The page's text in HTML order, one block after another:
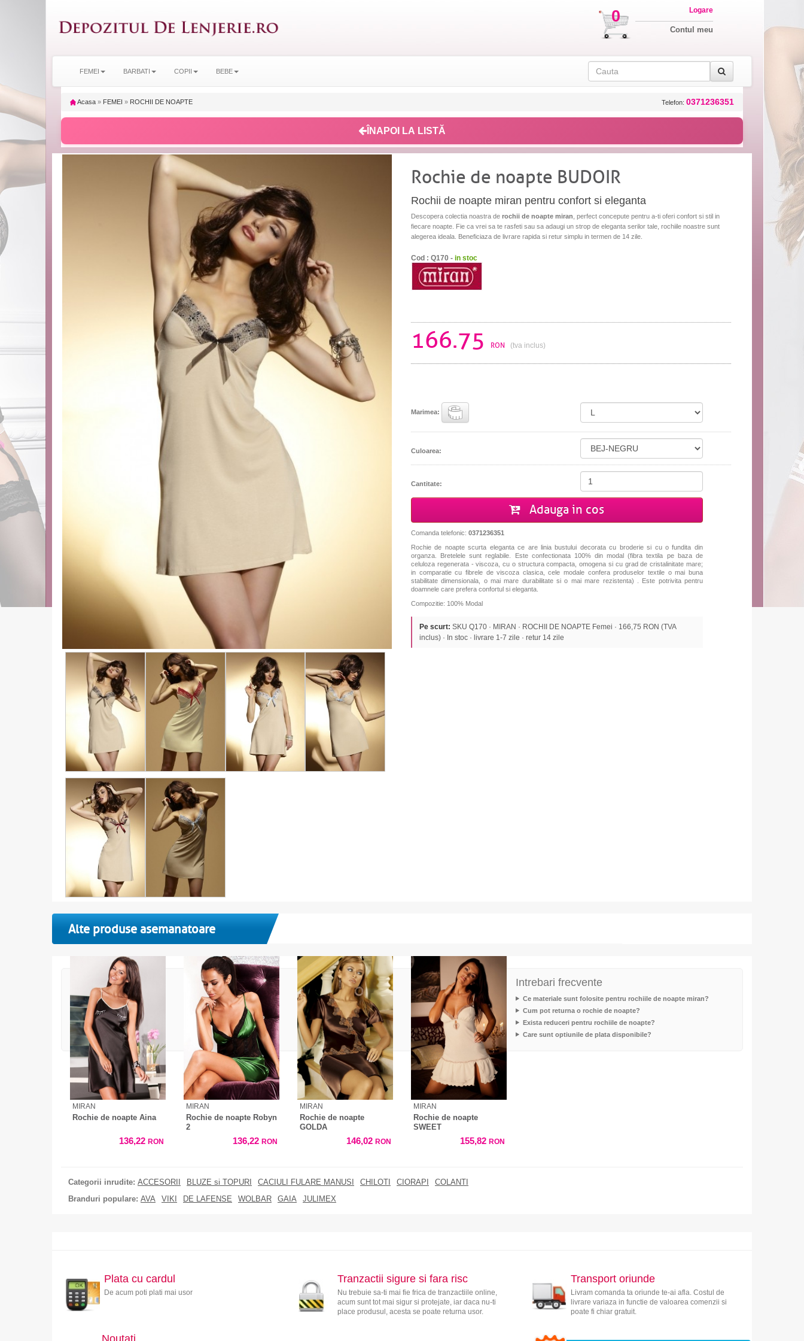
0 Logare
Contul meu
FEMEI BARBATI COPII BEBE
Acasa » FEMEI » ROCHII DE NOAPTE Telefon: 0371236351
ÎNAPOI LA LISTĂ
Rochie de noapte BUDOIR
Rochii de noapte miran pentru confort si eleganta
Descopera colectia noastra de rochii de noapte miran , perfect concepute pentru a-ti oferi confort si stil in
fiecare noapte. Fie ca vrei sa te rasfeti sau sa adaugi un strop de eleganta serilor tale, rochiile noastre sunt
alegerea ideala. Beneficiaza de livrare rapida si retur simplu in termen de 14 zile.
Cod : Q170 - in stoc
166.75 RON (tva inclus)
Marimea:
Culoarea:
Cantitate:
Adauga in cos
Comanda telefonic: 0371236351
Rochie de noapte scurta eleganta ce are linia bustului decorata cu broderie si cu o fundita din
organza. Bretelele sunt reglabile. Este confectionata 100% din modal (fibra textila pe baza de
celuloza regenerata - viscoza, cu o structura compacta, omogena si cu grad de cristalinitate mare;
in comparatie cu fibrele de viscoza clasica, cele modale confera produselor textile o mai buna
stabilitate dimensionala, o mai mare durabilitate si o mai mare rezistenta) . Este potrivita pentru
doamnele care prefera confortul si eleganta.
Compozitie: 100% Modal
Pe scurt: SKU Q170 · MIRAN · ROCHII DE NOAPTE Femei · 166,75 RON (TVA
inclus) · In stoc · livrare 1-7 zile · retur 14 zile
Alte produse asemanatoare
MIRAN
Rochie de noapte Aina
136,22 RON
MIRAN
Rochie de noapte Robyn
2
136,22 RON
MIRAN
Rochie de noapte
GOLDA
146,02 RON
MIRAN
Rochie de noapte
SWEET
155,82 RON
Categorii inrudite: ACCESORII BLUZE si TOPURI CACIULI FULARE MANUSI CHILOTI CIORAPI
COLANTI
Branduri populare: AVA VIKI DE LAFENSE WOLBAR GAIA JULIMEX
Intrebari frecvente
Ce materiale sunt folosite pentru rochiile de noapte miran?
Cum pot returna o rochie de noapte?
Exista reduceri pentru rochiile de noapte?
Care sunt optiunile de plata disponibile?
Plata cu cardul
De acum poti plati mai usor
Tranzactii sigure si fara risc
Nu trebuie sa-ti mai fie frica de tranzactiile online,
acum sunt tot mai sigur si protejate, iar daca nu-ti
place produsul, acesta se poate returna usor.
Transport oriunde
Livram comanda ta oriunde te-ai afla. Costul de
livrare variaza in functie de valoarea comenzii si
poate fi chiar gratuit.
Noutati